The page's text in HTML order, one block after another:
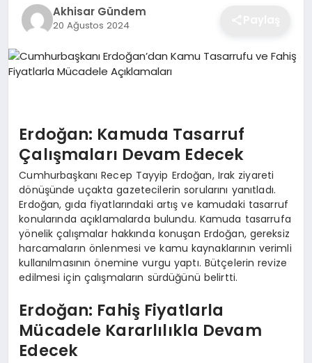
Akhisar Gündem
20 Ağustos 2024
Erdoğan: Kamuda Tasarruf
Çalışmaları Devam Edecek
Cumhurbaşkanı Recep Tayyip Erdoğan, Irak ziyareti
dönüşünde uçakta gazetecilerin sorularını yanıtladı.
Erdoğan, gıda fiyatlarındaki artış ve kamudaki tasarruf
konularında açıklamalarda bulundu. Kamuda tasarrufa
yönelik çalışmalar hakkında konuşan Erdoğan, gereksiz
harcamaların önlenmesi ve kamu kaynaklarının verimli
kullanılmasının önemine vurgu yaptı. Bütçelerin revize
edilmesi için çalışmaların sürdüğünü belirtti.
Erdoğan: Fahiş Fiyatlarla
Mücadele Kararlılıkla Devam
Edecek